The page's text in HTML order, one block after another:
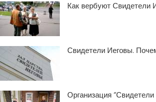
Как вербуют Свидетели
Свидетели Иеговы.
Организация